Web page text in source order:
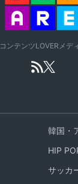
コンテンツLOVERメデ
韓国・
HIP
サッカ